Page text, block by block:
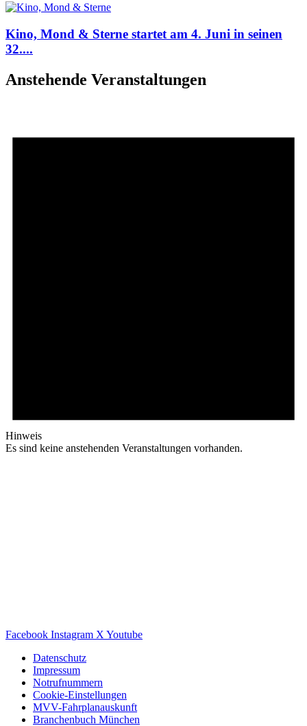
Kino, Mond & Sterne startet am 4. Juni in seinen
32....
Anstehende Veranstaltungen
Hinweis
Es sind keine anstehenden Veranstaltungen vorhanden.
Facebook Instagram X Youtube
Datenschutz
Impressum
Notrufnummern
Cookie-Einstellungen
MVV-Fahrplanauskunft
Branchenbuch München